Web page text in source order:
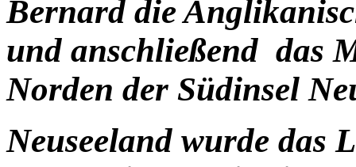
Bernard die
und anschließend das
Norden der Südinsel
Neuseeland wurde das